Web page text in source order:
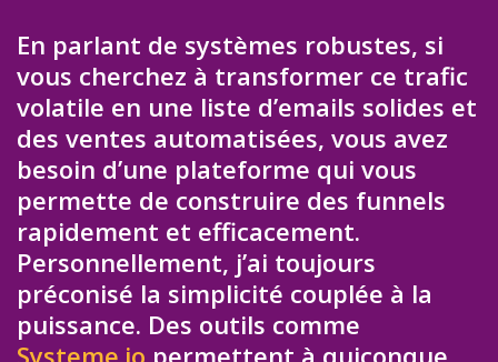
En parlant de systèmes robustes, si
vous cherchez à transformer ce trafic
volatile en une liste d’emails solides et
des ventes automatisées, vous avez
besoin d’une plateforme qui vous
permette de construire des funnels
rapidement et efficacement.
Personnellement, j’ai toujours
préconisé la simplicité couplée à la
puissance. Des outils comme